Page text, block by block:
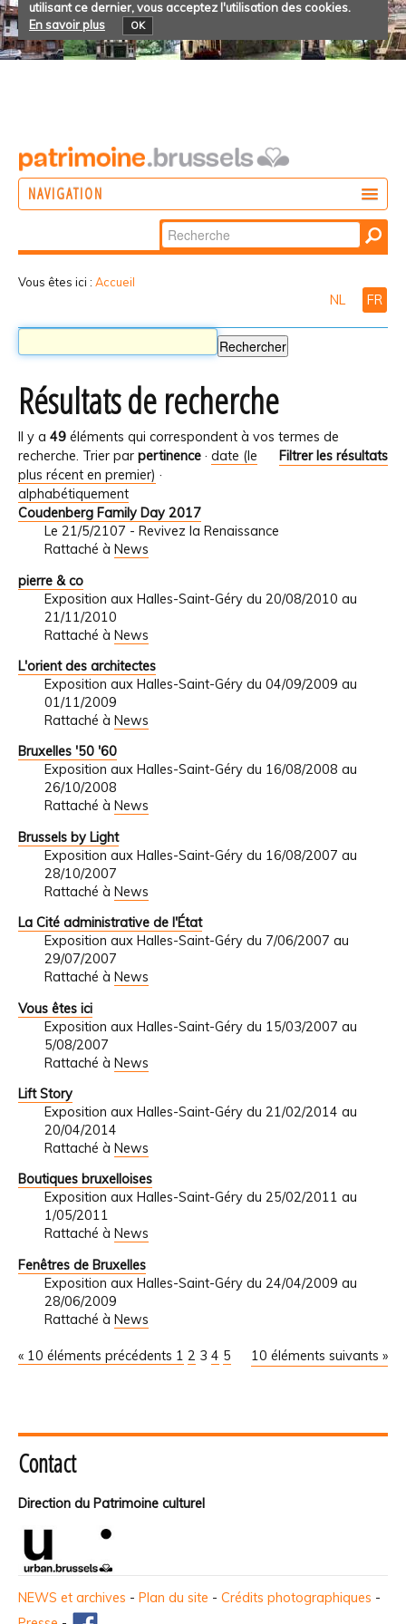
utilisant ce dernier, vous acceptez l'utilisation des cookies.
En savoir plus
OK
NAVIGATION
Chercher par
Recherche
Vous êtes ici : Accueil
NL FR
Résultats de recherche
Il y a 49 éléments qui correspondent à vos termes de
recherche.
Filtrer les résultats
Trier par pertinence · date (le
plus récent en premier) ·
alphabétiquement
Coudenberg Family Day 2017
Le 21/5/2107 - Revivez la Renaissance
Rattaché à News
pierre & co
Exposition aux Halles-Saint-Géry du 20/08/2010 au
21/11/2010
Rattaché à News
L'orient des architectes
Exposition aux Halles-Saint-Géry du 04/09/2009 au
01/11/2009
Rattaché à News
Bruxelles '50 '60
Exposition aux Halles-Saint-Géry du 16/08/2008 au
26/10/2008
Rattaché à News
Brussels by Light
Exposition aux Halles-Saint-Géry du 16/08/2007 au
28/10/2007
Rattaché à News
La Cité administrative de l'État
Exposition aux Halles-Saint-Géry du 7/06/2007 au
29/07/2007
Rattaché à News
Vous êtes ici
Exposition aux Halles-Saint-Géry du 15/03/2007 au
5/08/2007
Rattaché à News
Lift Story
Exposition aux Halles-Saint-Géry du 21/02/2014 au
20/04/2014
Rattaché à News
Boutiques bruxelloises
Exposition aux Halles-Saint-Géry du 25/02/2011 au
1/05/2011
Rattaché à News
Fenêtres de Bruxelles
Exposition aux Halles-Saint-Géry du 24/04/2009 au
28/06/2009
Rattaché à News
« 10 éléments précédents 10 éléments suivants »
1 2 3 4 5
Contact
Direction du Patrimoine culturel
NEWS et archives - Plan du site - Crédits photographiques -